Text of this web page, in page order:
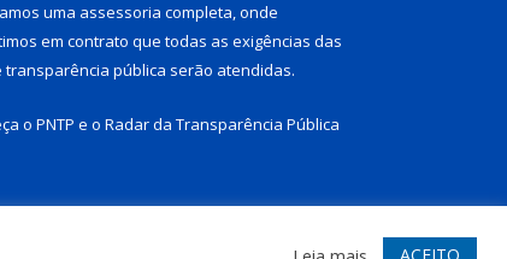
uma assessoria completa, onde
em contrato que todas as exigências das
transparência pública serão atendidas.
o PNTP e o Radar da Transparência Pública
Acessar Webmail ACEITO